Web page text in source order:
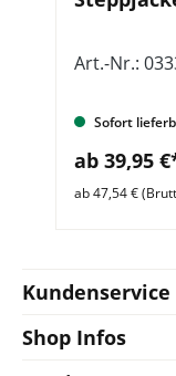
Art.-Nr.:
Sofort
ab 39,95
ab 47,54 €
Kundenservice
Shop Infos